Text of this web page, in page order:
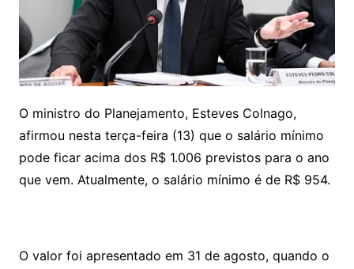
O ministro do Planejamento, Esteves Colnago,
afirmou nesta terça-feira (13) que o salário mínimo
pode ficar acima dos R$ 1.006 previstos para o ano
que vem. Atualmente, o salário mínimo é de R$ 954.
O valor foi apresentado em 31 de agosto, quando o